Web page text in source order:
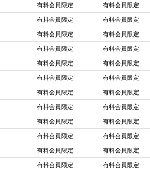
有料会員限定 有料会員限定
有料会員限定 有料会員限定
有料会員限定 有料会員限定
有料会員限定 有料会員限定
有料会員限定 有料会員限定
有料会員限定 有料会員限定
有料会員限定 有料会員限定
有料会員限定 有料会員限定
有料会員限定 有料会員限定
有料会員限定 有料会員限定
有料会員限定 有料会員限定
有料会員限定 有料会員限定